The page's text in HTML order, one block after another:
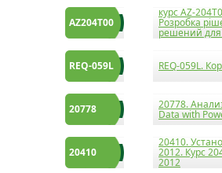
AZ204T00
курс AZ-
Розробка
решений
REQ-059L REQ-059L.
20778 20778.
Data with
20410
20410.
2012. Курс
2012